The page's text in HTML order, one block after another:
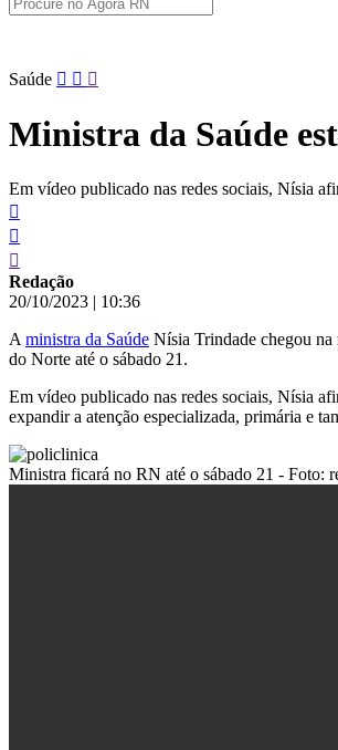
Pular
conteúdo
Saúde
Ministra da Saúde
Em vídeo publicado nas redes sociais, Nísia
Redação
20/10/2023 | 10:36
A ministra da Saúde Nísia Trindade chegou
do Norte até o sábado 21.
Em vídeo publicado nas redes sociais, Nísia
expandir a atenção especializada, primária e
Ministra ficará no RN até o sábado 21 - Foto: